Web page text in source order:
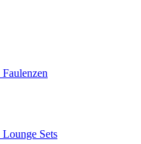
Faulenzen
Lounge Sets